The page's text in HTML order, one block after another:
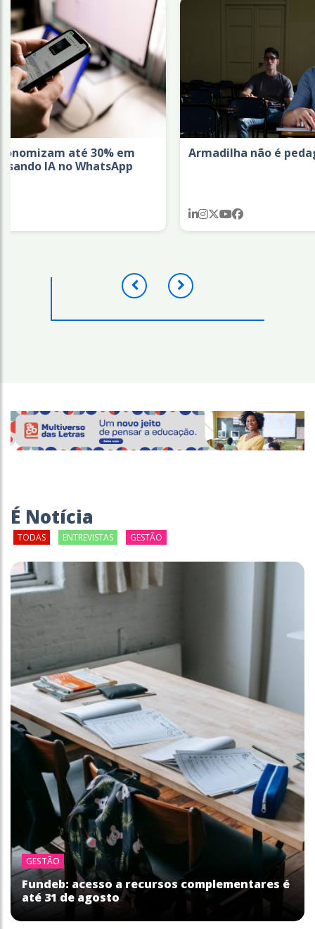
até 30% em
WhatsApp
Armadilha não é pedagogia
É Notícia
TODAS ENTREVISTAS GESTÃO
GESTÃO
Fundeb: acesso a recursos complementares é
até 31 de agosto